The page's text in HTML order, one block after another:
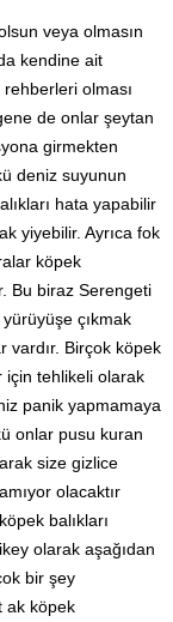
veya olmasın
kendine ait
olması
de onlar şeytan
girmekten
deniz suyunun
hata yapabilir
yiyebilir. Ayrıca fok
köpek
Bu biraz Serengeti
çıkmak
vardır. Birçok köpek
için tehlikeli olarak
panik yapmamaya
onlar pusu kuran
size gizlice
olacaktır
balıkları
olarak aşağıdan
bir şey
ak köpek